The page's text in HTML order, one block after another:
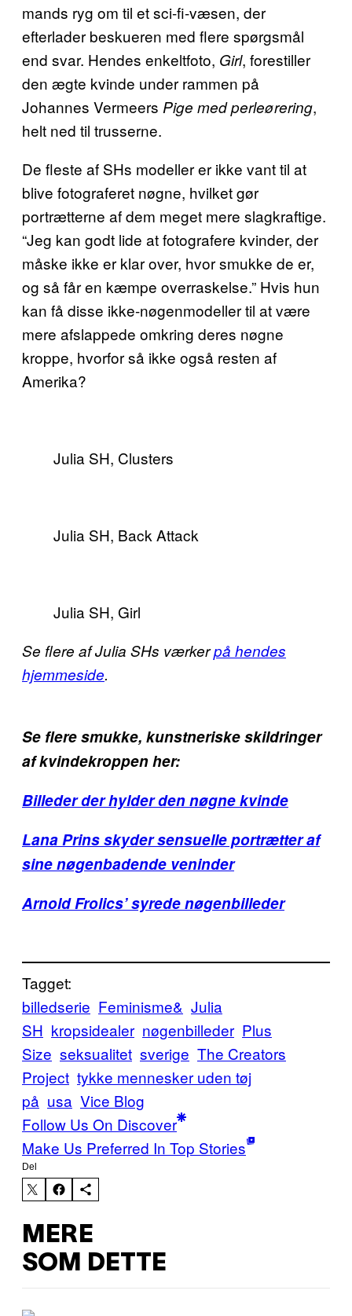
mands ryg om til et sci-fi-væsen, der
efterlader beskueren med flere spørgsmål
end svar. Hendes enkeltfoto, Girl, forestiller
den ægte kvinde under rammen på
Johannes Vermeers Pige med perleørering,
helt ned til trusserne.
De fleste af SHs modeller er ikke vant til at
blive fotograferet nøgne, hvilket gør
portrætterne af dem meget mere slagkraftige.
“Jeg kan godt lide at fotografere kvinder, der
måske ikke er klar over, hvor smukke de er,
og så får en kæmpe overraskelse.” Hvis hun
kan få disse ikke-nøgenmodeller til at være
mere afslappede omkring deres nøgne
kroppe, hvorfor så ikke også resten af
Amerika?
Julia SH, Clusters
Julia SH, Back Attack
Julia SH, Girl
Se flere af Julia SHs værkerpå hendes
hjemmeside.
Se flere smukke, kunstneriske skildringer
af kvindekroppen her:
Billeder der hylder den nøgne kvinde
Lana Prins skyder sensuelle portrætter af
sine nøgenbadende veninder
Arnold Frolics’ syrede nøgenbilleder
Tagget:
billedserie Feminisme& Julia
SH kropsidealer nøgenbilleder Plus
Size seksualitet sverige The Creators
Project tykke mennesker uden tøj
på usa Vice Blog
Follow Us On Discover
Make Us Preferred In Top Stories
Del
MERE
SOM DETTE